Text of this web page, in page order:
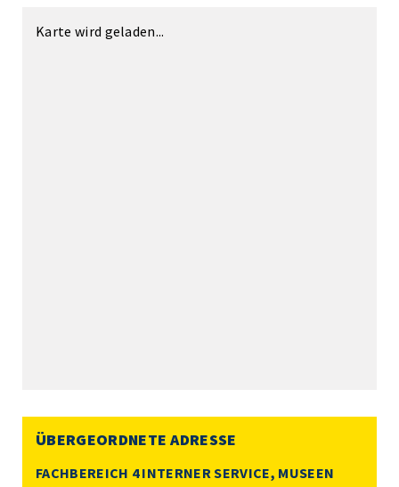
Karte wird geladen...
ÜBERGEORDNETE ADRESSE
FACHBEREICH 4 INTERNER SERVICE, MUSEEN